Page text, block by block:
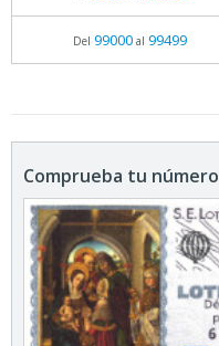
Del 99000al 99499
Comprueba tu número